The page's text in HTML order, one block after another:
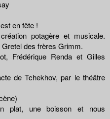
en fête !
potagère et musicale.
des frères Grimm.
Frédérique Renda et Gilles
de Tchekhov, par le théâtre
plat, une boisson et nous